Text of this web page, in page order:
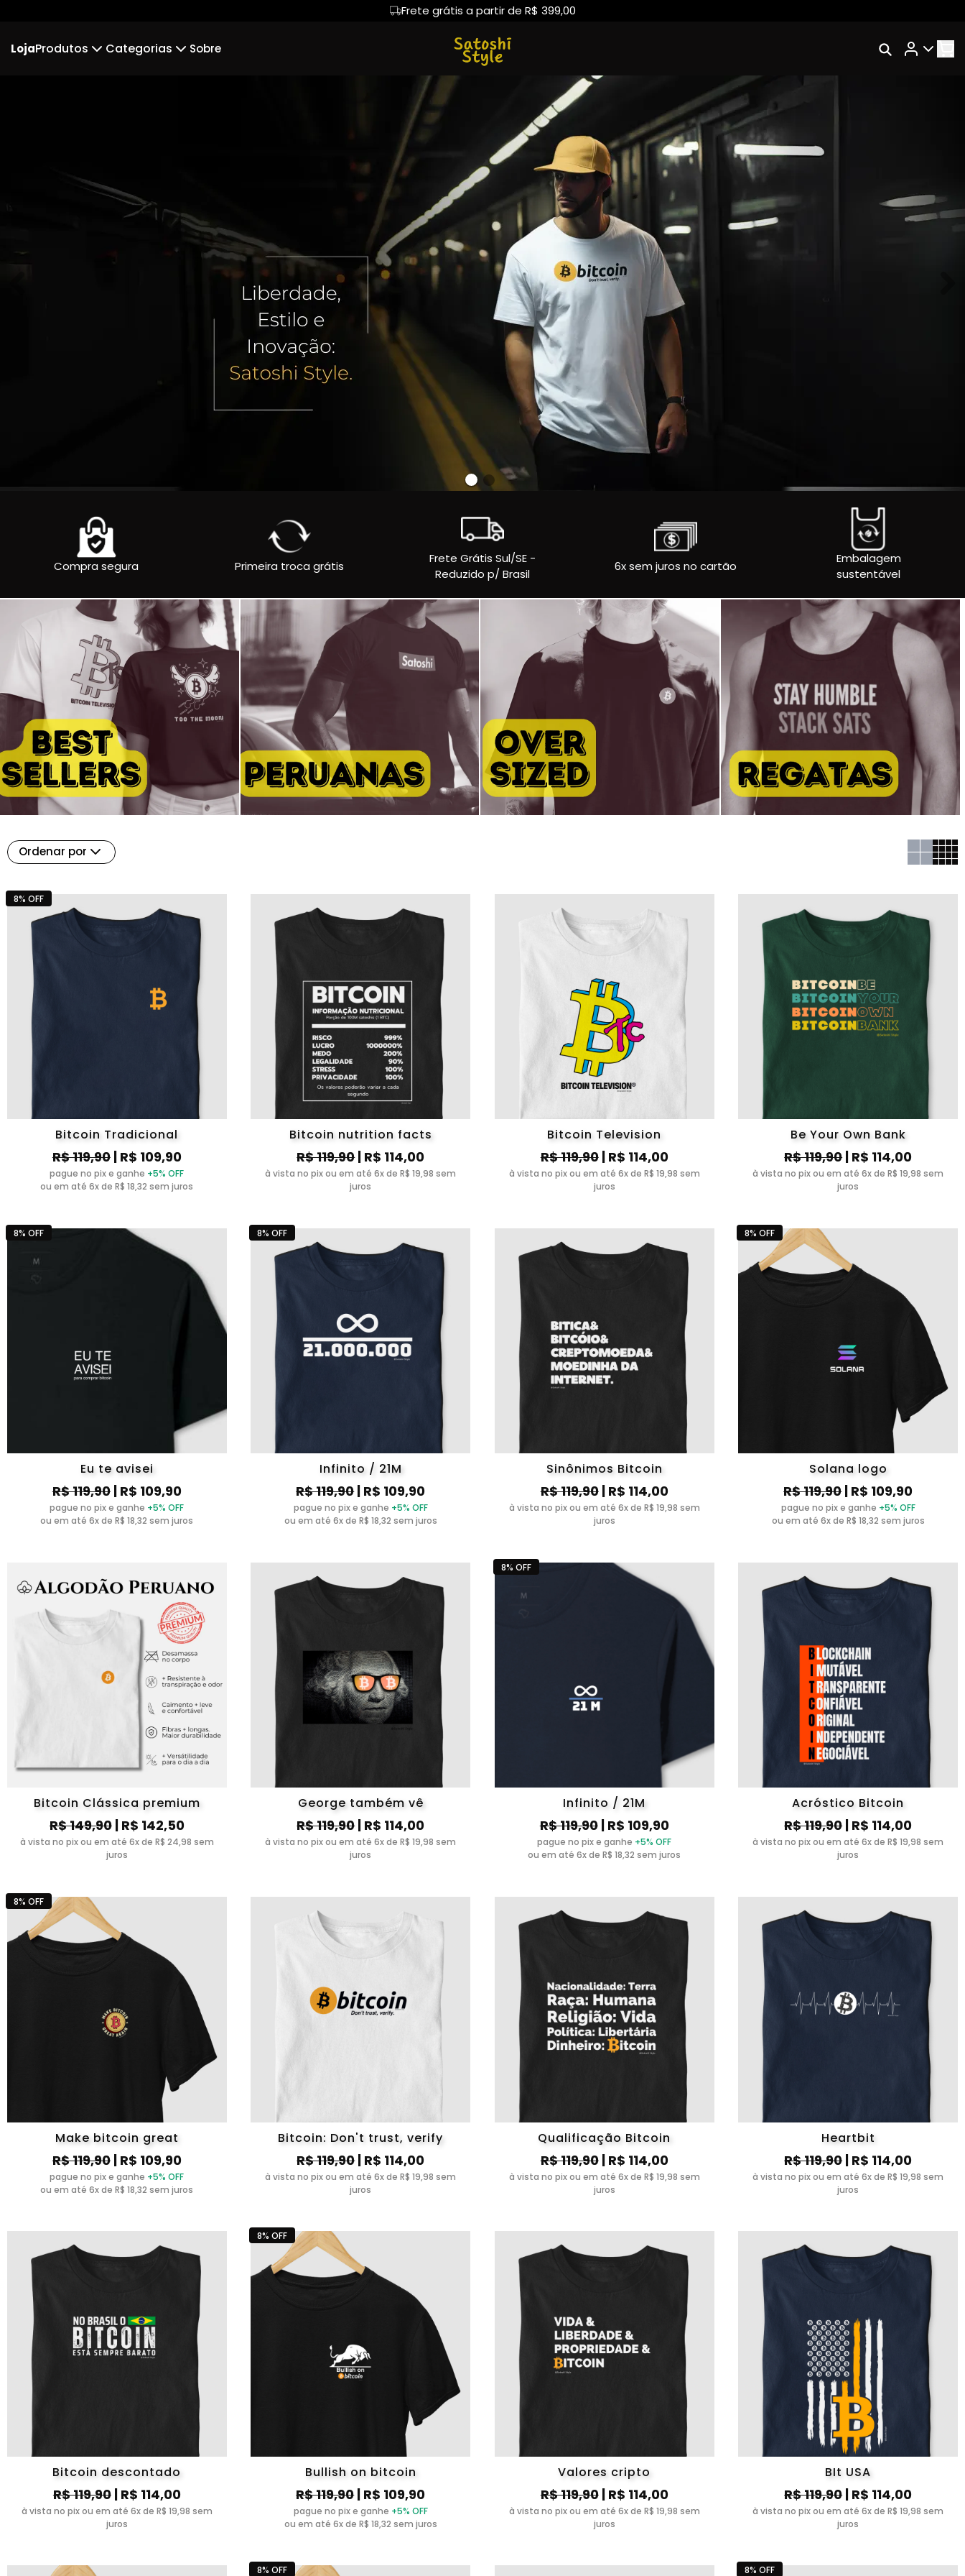
Frete grátis a partir de R$ 399,00
Primeira troca sem custo
LojaProdutos
Hoodie Moletom
Camiseta Oversized
Categorias
Comunidade Cripto
Sobre
Avaliar Meu Pedido
Compra segura Primeira troca grátis
Frete Grátis Sul/SE -
Reduzido p/ Brasil
6x sem juros no cartão
Embalagem
sustentável
Ordenar por
Bitcoin Tradicional
R$ 119,90| R$ 109,90
pague no pix e ganhe +5% OFF
ou em até 6x de R$ 18,32 sem juros
8% OFF
Bitcoin nutrition facts
R$ 119,90| R$ 114,00
à vista no pix ou em até 6x de R$ 19,98 sem
juros
Bitcoin Television
R$ 119,90| R$ 114,00
à vista no pix ou em até 6x de R$ 19,98 sem
juros
Be Your Own Bank
R$ 119,90| R$ 114,00
à vista no pix ou em até 6x de R$ 19,98 sem
juros
Eu te avisei
R$ 119,90| R$ 109,90
pague no pix e ganhe +5% OFF
ou em até 6x de R$ 18,32 sem juros
8% OFF
Infinito / 21M
R$ 119,90| R$ 109,90
pague no pix e ganhe +5% OFF
ou em até 6x de R$ 18,32 sem juros
8% OFF
Sinônimos Bitcoin
R$ 119,90| R$ 114,00
à vista no pix ou em até 6x de R$ 19,98 sem
juros
Solana logo
R$ 119,90| R$ 109,90
pague no pix e ganhe +5% OFF
ou em até 6x de R$ 18,32 sem juros
8% OFF
Bitcoin Clássica premium
R$ 149,90| R$ 142,50
à vista no pix ou em até 6x de R$ 24,98 sem
juros
George também vê
R$ 119,90| R$ 114,00
à vista no pix ou em até 6x de R$ 19,98 sem
juros
Infinito / 21M
R$ 119,90| R$ 109,90
pague no pix e ganhe +5% OFF
ou em até 6x de R$ 18,32 sem juros
8% OFF
Acróstico Bitcoin
R$ 119,90| R$ 114,00
à vista no pix ou em até 6x de R$ 19,98 sem
juros
Make bitcoin great
R$ 119,90| R$ 109,90
pague no pix e ganhe +5% OFF
ou em até 6x de R$ 18,32 sem juros
8% OFF
Bitcoin: Don't trust, verify
R$ 119,90| R$ 114,00
à vista no pix ou em até 6x de R$ 19,98 sem
juros
Qualificação Bitcoin
R$ 119,90| R$ 114,00
à vista no pix ou em até 6x de R$ 19,98 sem
juros
Heartbit
R$ 119,90| R$ 114,00
à vista no pix ou em até 6x de R$ 19,98 sem
juros
Bitcoin descontado
R$ 119,90| R$ 114,00
à vista no pix ou em até 6x de R$ 19,98 sem
juros
Bullish on bitcoin
R$ 119,90| R$ 109,90
pague no pix e ganhe +5% OFF
ou em até 6x de R$ 18,32 sem juros
8% OFF
Valores cripto
R$ 119,90| R$ 114,00
à vista no pix ou em até 6x de R$ 19,98 sem
juros
BIt USA
R$ 119,90| R$ 114,00
à vista no pix ou em até 6x de R$ 19,98 sem
juros
8% OFF 8% OFF